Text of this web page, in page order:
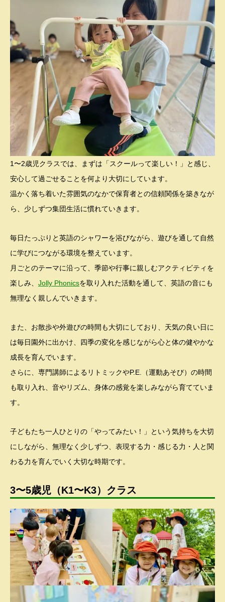
1〜2歳児クラスでは、まずは「スクールって楽しい！」と感じ、
安心して過ごせることを何より大切にしています。
温かく落ち着いた雰囲気のなかで保育者との信頼関係を築きなが
ら、少しずつ集団生活に慣れていきます。
毎日たっぷりと英語のシャワーを浴びながら、遊びを通して自然
に学びにつながる環境を整えています。
月ごとのテーマに沿って、季節や行事に親しむアクティビティを
楽しみ、 Jolly Phonicsを取り入れた活動を通して、英語の音にも
無理なく親しんでいきます。
また、お散歩や外遊びの時間も大切にしており、天気の良い日に
は毎日園外に出かけ、四季の変化を感じながら心と体の健やかな
成長を育んでいます。
さらに、専門講師によるリトミックやP.E.（運動あそび）の時間
も取り入れ、音やリズム、身体の感覚を楽しみながら育てていま
す。
子どもたち一人ひとりの「やってみたい！」という気持ちを大切
にしながら、無理なく少しずつ、表現する力・感じる力・人と関
わる力を育んでいく大切な時期です。
3〜5歳児（K1〜K3）クラス